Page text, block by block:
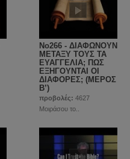
No266 - ΔΙΑΦΩΝΟΥΝ
ΜΕΤΑΞΥ ΤΟΥΣ ΤΑ
ΕΥΑΓΓΕΛΙΑ; ΠΩΣ
ΕΞΗΓΟΥΝΤΑΙ ΟΙ
ΔΙΑΦΟΡΕΣ; (ΜΕΡΟΣ
Β’)
προβολές: 4627
Μοιράσου το..